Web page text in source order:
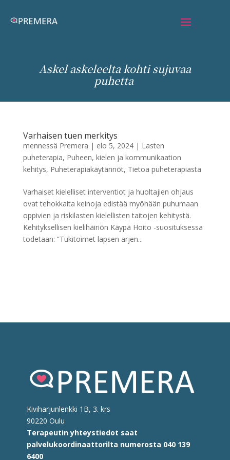
Askel askeleelta kohti sujuvaa
puhetta
Varhaisen tuen merkitys
mennessä Premera | elo 5, 2024| Lasten
puheterapia, Puheen, kielen ja kommunikaation
kehitys, Puheterapiakäytännöt, Tietoa puheterapiasta
Varhaiset kielelliset interventiot ja huoltajien ohjaus
ovat tehokkaita keinoja edistää myöhään puhumaan
oppivien ja riskilasten kielellisten taitojen kehitystä.
Kehityksellisen kielihäiriön Käypä Hoito -suosituksessa
todetaan: ”Tukitoimet lapsen arjen...
Kiviharjunlenkki 1B, 3. krs
90220 Oulu
Terapeutin yhteystiedot saat
palvelukoordinaattorilta numerosta 040 139
6400